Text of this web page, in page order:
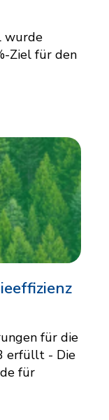
wurde
Ziel für den
für die
erfüllt - Die
für